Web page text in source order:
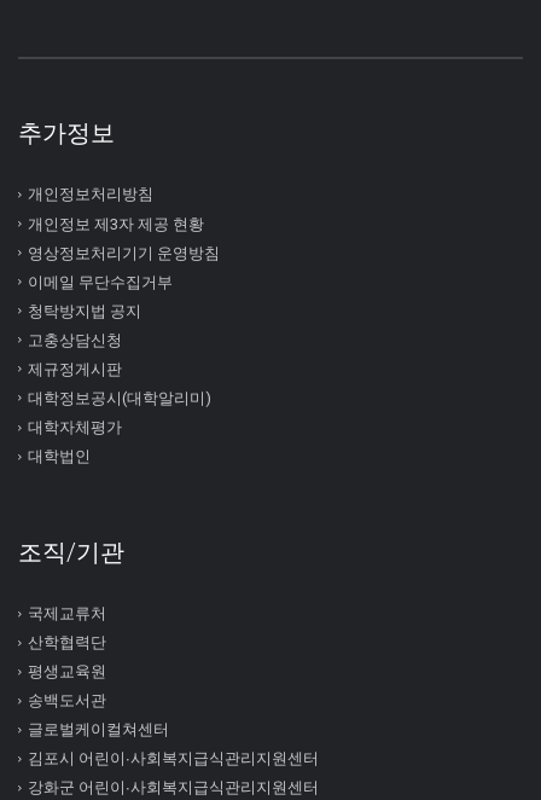
추가정보
개인정보처리방침
개인정보 제3자 제공 현황
영상정보처리기기 운영방침
이메일 무단수집거부
청탁방지법 공지
고충상담신청
제규정게시판
대학정보공시(대학알리미)
대학자체평가
대학법인
조직/기관
국제교류처
산학협력단
평생교육원
송백도서관
글로벌케이컬쳐센터
김포시 어린이∙사회복지급식관리지원센터
강화군 어린이∙사회복지급식관리지원센터